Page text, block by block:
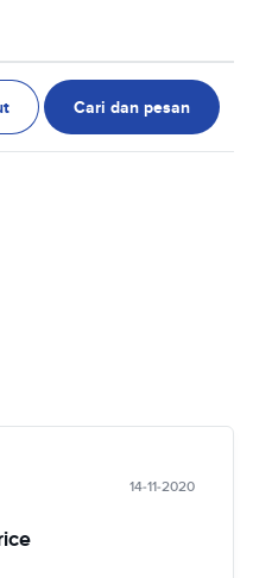
Cari dan pesan
14-11-2020